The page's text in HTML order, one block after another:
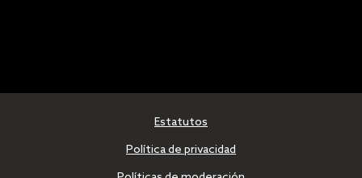
Estatutos
Política de privacidad